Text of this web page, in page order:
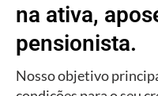
na ativa,
pensionista.
Nosso objetivo